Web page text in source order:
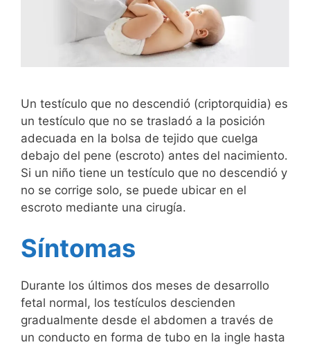
Un testículo que no descendió (criptorquidia) es
un testículo que no se trasladó a la posición
adecuada en la bolsa de tejido que cuelga
debajo del pene (escroto) antes del nacimiento.
Si un niño tiene un testículo que no descendió y
no se corrige solo, se puede ubicar en el
escroto mediante una cirugía.
Síntomas
Durante los últimos dos meses de desarrollo
fetal normal, los testículos descienden
gradualmente desde el abdomen a través de
un conducto en forma de tubo en la ingle hasta